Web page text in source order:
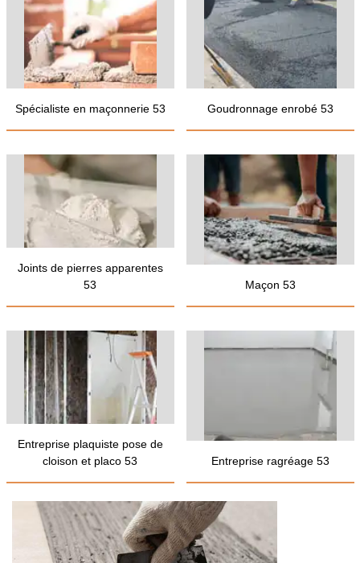
Spécialiste en maçonnerie 53 Goudronnage enrobé 53
Joints de pierres apparentes
53
Maçon 53
Entreprise plaquiste pose de
cloison et placo 53
Entreprise ragréage 53